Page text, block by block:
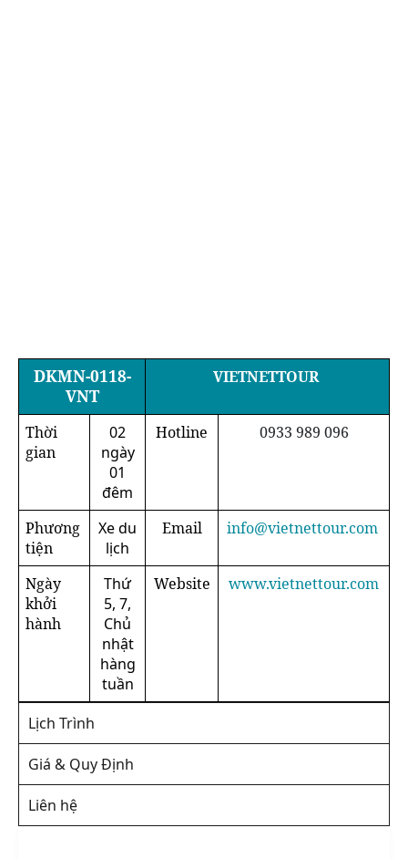
DKMN-0118-
VNT
VIETNETTOUR
Thời
gian
02
ngày
01
đêm
Hotline 0933 989 096
Phương
tiện
Xe du
lịch
Email info@vietnettour.com
Ngày
khởi
hành
Thứ
5, 7,
Chủ
nhật
hàng
tuần
Website www.vietnettour.com
Lịch Trình
Giá & Quy Định
Liên hệ